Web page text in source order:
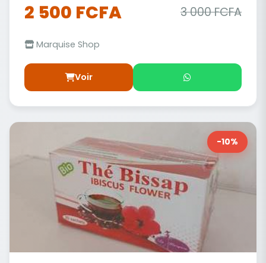
2 500 FCFA 3 000 FCFA
Marquise Shop
Voir
-10%